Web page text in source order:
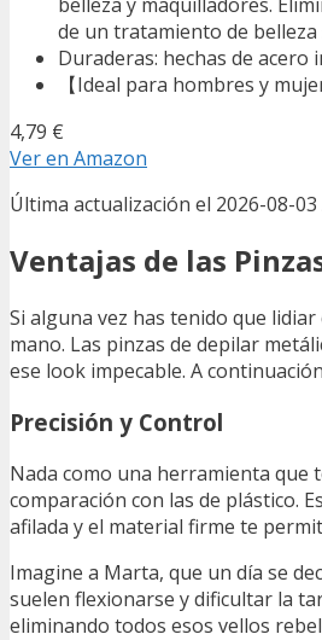
de un tratamiento de belleza
Duraderas: hechas de acero
【Ideal para hombres y
4,79 €
Ver en Amazon
Última actualización el 2026-08-
Ventajas de las
Si alguna vez has tenido que
mano. Las pinzas de depilar
ese look impecable. A
Precisión y Control
Nada como una herramienta que
comparación con las de plástico.
afilada y el material firme te
Imagine a Marta, que un día se
suelen flexionarse y dificultar la
eliminando todos esos vellos